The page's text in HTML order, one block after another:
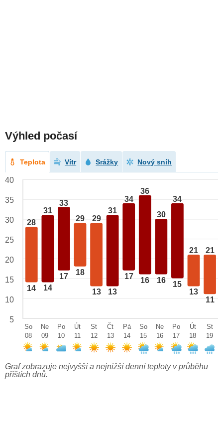
Výhled počasí
Teplota Vítr Srážky Nový sníh
28
14
31
14
33
17
29
18
29
13
31
13
34
17
36
16
30
16
34
15
21
13
21
11
40
35
30
25
20
15
10
5
So
08
Ne
09
Po
10
Út
11
St
12
Čt
13
Pá
14
So
15
Ne
16
Po
17
Út
18
St
19
Graf zobrazuje nejvyšší a nejnižší denní teploty v průběhu
příštích dnů.